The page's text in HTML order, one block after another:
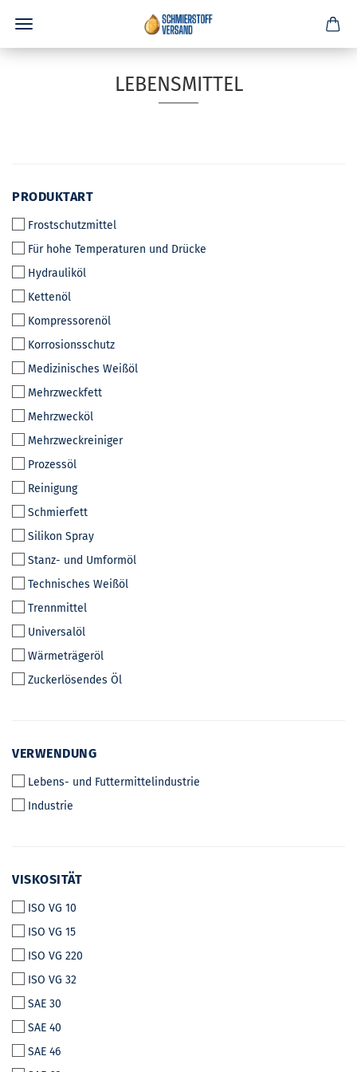
LEBENSMITTEL
PRODUKTART
PRODUKTART
Frostschutzmittel
Für hohe Temperaturen und Drücke
Hydrauliköl
Kettenöl
Kompressorenöl
Korrosionsschutz
Medizinisches Weißöl
Mehrzweckfett
Mehrzwecköl
Mehrzweckreiniger
Prozessöl
Reinigung
Schmierfett
Silikon Spray
Stanz- und Umformöl
Technisches Weißöl
Trennmittel
Universalöl
Wärmeträgeröl
Zuckerlösendes Öl
VERWENDUNG
VERWENDUNG
Lebens- und Futtermittelindustrie
Industrie
VISKOSITÄT
VISKOSITÄT
ISO VG 10
ISO VG 15
ISO VG 220
ISO VG 32
SAE 30
SAE 40
SAE 46